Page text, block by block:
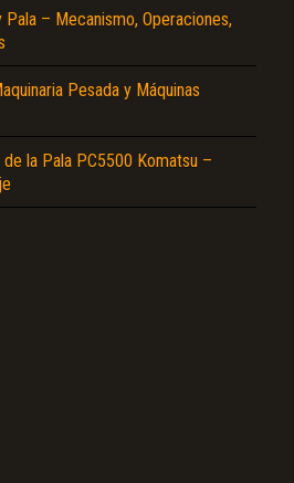
Pala – Mecanismo, Operaciones,
Pesada y Máquinas
de la Pala PC5500 Komatsu –